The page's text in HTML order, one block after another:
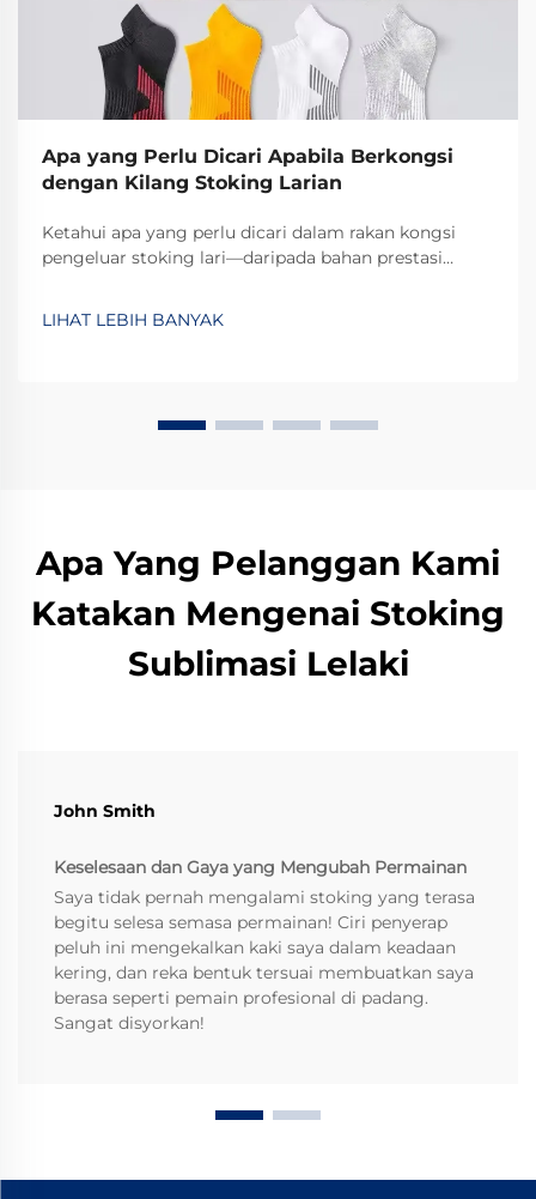
Apa yang Perlu Dicari Apabila Berkongsi
dengan Kilang Stoking Larian
Ketahui apa yang perlu dicari dalam rakan kongsi
pengeluar stoking lari—daripada bahan prestasi
pematuhan. Dapatkan senarai semak audit kilang hari
LIHAT LEBIH BANYAK
Apa Yang Pelanggan Kami
Katakan Mengenai Stoking
Sublimasi Lelaki
John Smith
Keselesaan dan Gaya yang Mengubah Permainan
Saya tidak pernah mengalami stoking yang terasa
begitu selesa semasa permainan! Ciri penyerap
peluh ini mengekalkan kaki saya dalam keadaan
kering, dan reka bentuk tersuai membuatkan saya
berasa seperti pemain profesional di padang.
Sangat disyorkan!